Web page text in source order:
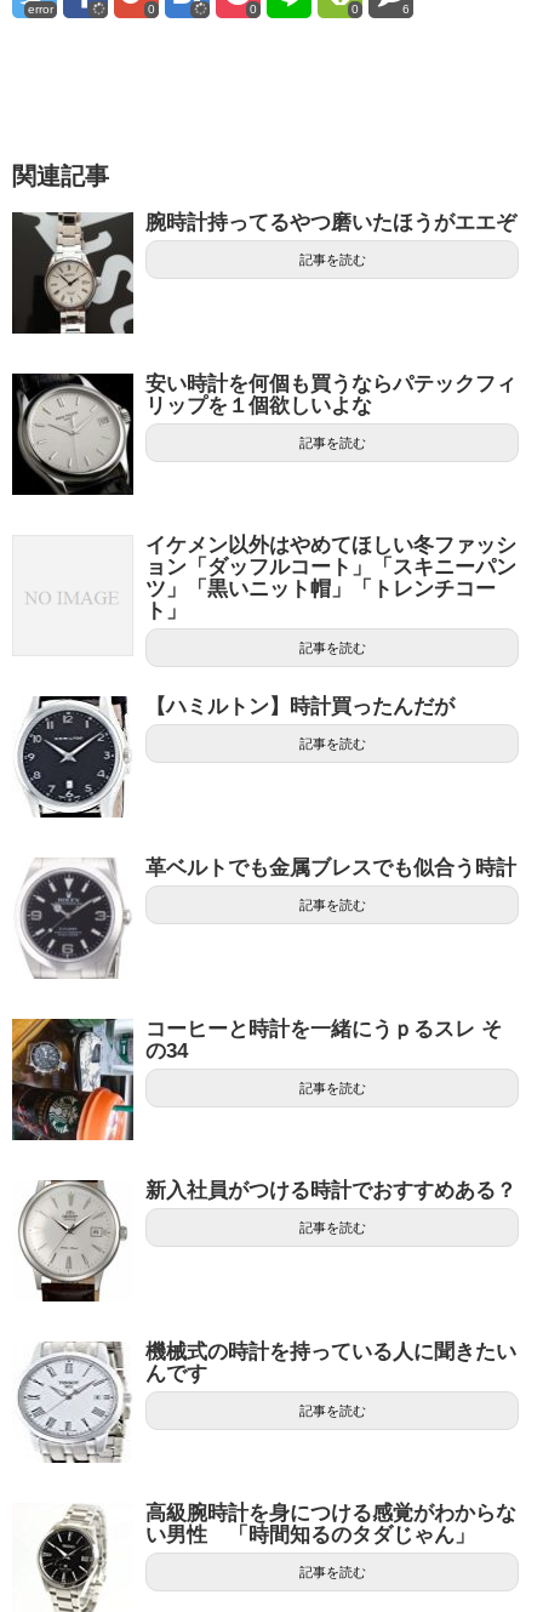
error 0 0 0 6
関連記事
腕時計持ってるやつ磨いたほうがエエぞ
記事を読む
安い時計を何個も買うならパテックフィ
リップを１個欲しいよな
記事を読む
イケメン以外はやめてほしい冬ファッシ
ョン「ダッフルコート」「スキニーパン
ツ」「黒いニット帽」「トレンチコー
ト」
記事を読む
【ハミルトン】時計買ったんだが
記事を読む
革ベルトでも金属ブレスでも似合う時計
記事を読む
コーヒーと時計を一緒にうｐるスレ そ
の34
記事を読む
新入社員がつける時計でおすすめある？
記事を読む
機械式の時計を持っている人に聞きたい
んです
記事を読む
高級腕時計を身につける感覚がわからな
い男性 「時間知るのタダじゃん」
記事を読む